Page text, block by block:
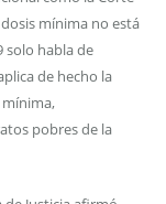
mínima no está
solo habla de
de hecho la
pobres de la